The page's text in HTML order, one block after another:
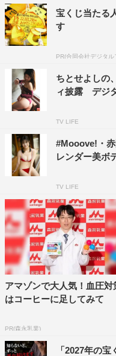
宝くじ当たる
す
PR(合同会社デジタル
ちとせよしの
ィ披露 デジ
TV LIFE
#Mooove!・
レンダー美ボ
TV LIFE
アマゾンで大人気！血圧対
はコーヒーに足してみて
PR(森永乳業)
「2027年の